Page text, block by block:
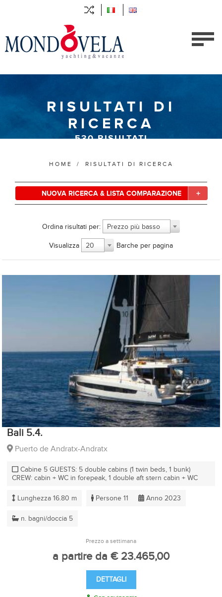
RISULTATI DI
RICERCA
530RISULTATI
HOME / RISULTATI DI RICERCA
NUOVA RICERCA & LISTA COMPARAZIONE
Ordina risultati per: Prezzo più basso
Visualizza 20 Barche per pagina
Bali 5.4.
Puerto de Andratx-Andratx
Cabine 5 GUESTS: 5 double cabins (1 twin beds, 1 bunk)
CREW: cabin + WC in forepeak, 1 double aft stern cabin + WC
Lunghezza 16.80 m Persone 11 Anno 2023
n. bagni/doccia 5
Prezzo a settimana
a partire da € 23.465,00
DETTAGLI